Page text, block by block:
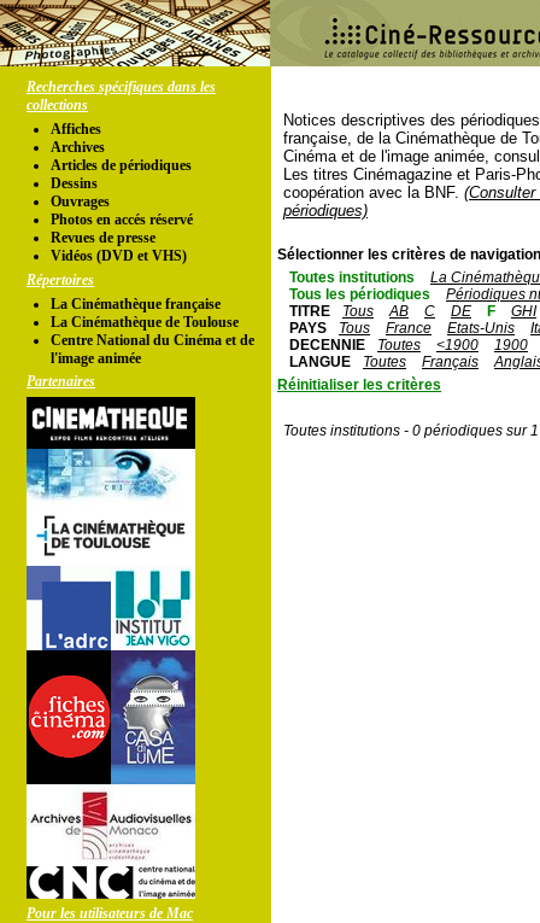
Recherches spécifiques dans les
collections
Affiches
Archives
Articles de périodiques
Dessins
Ouvrages
Photos en accés réservé
Revues de presse
Vidéos (DVD et VHS)
Répertoires
La Cinémathèque française
La Cinémathèque de Toulouse
Centre National du Cinéma et de
l'image animée
Partenaires
Pour les utilisateurs de Mac
Notices descriptives des
française, de la Cinémathèque de
Cinéma et de l'image animée,
Les titres Cinémagazine et Paris-
coopération avec la BNF.
périodiques)
Sélectionner les critères de
Toutes institutions
La
Tous les périodiques
Périodiques
TITRE
Tous AB C DE F
GHI
PAYS
Tous France Etats-Unis
DECENNIE
Toutes <1900
1900
LANGUE
Toutes Français
Réinitialiser les critères
Toutes institutions - 0 périodiques sur